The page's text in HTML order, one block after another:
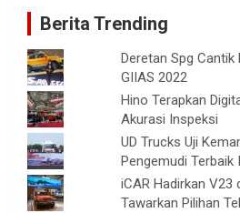
Berita Trending
Deretan Spg Cantik
GIIAS 2022
Hino Terapkan
Akurasi Inspeksi
UD Trucks Uji
Pengemudi Terbaik
iCAR Hadirkan V23
Tawarkan Pilihan